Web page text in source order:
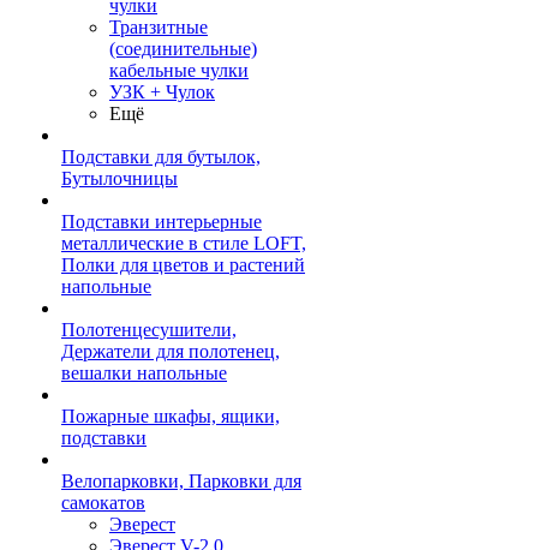
чулки
Транзитные
(соединительные)
кабельные чулки
УЗК + Чулок
Ещё
Подставки для бутылок,
Бутылочницы
Подставки интерьерные
металлические в стиле LOFT,
Полки для цветов и растений
напольные
Полотенцесушители,
Держатели для полотенец,
вешалки напольные
Пожарные шкафы, ящики,
подставки
Велопарковки, Парковки для
самокатов
Эверест
Эверест V-2.0